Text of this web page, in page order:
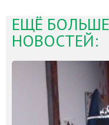
ЕЩЁ
НОВОСТЕЙ: